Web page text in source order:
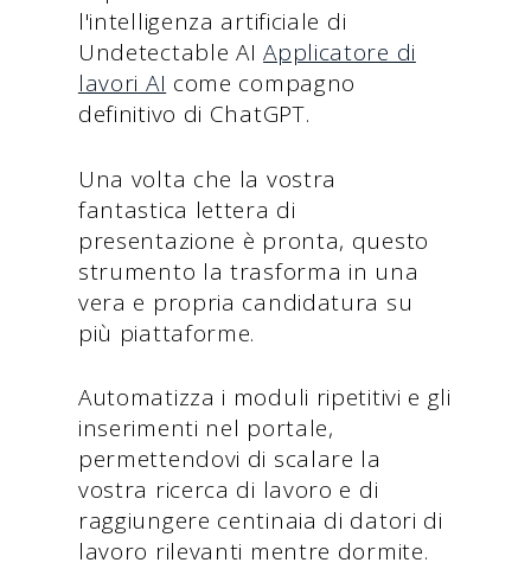
l'intelligenza artificiale di
Undetectable AIApplicatore di
lavori AI come compagno
definitivo di ChatGPT.
Una volta che la vostra
fantastica lettera di
presentazione è pronta, questo
strumento la trasforma in una
vera e propria candidatura su
più piattaforme.
Automatizza i moduli ripetitivi e gli
inserimenti nel portale,
permettendovi di scalare la
vostra ricerca di lavoro e di
raggiungere centinaia di datori di
lavoro rilevanti mentre dormite.